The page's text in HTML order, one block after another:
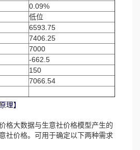
0.09%
低位
6593.75
7406.25
7000
-662.5
150
7066.54
理】
格大数据与生意社价格模型产生的
社价格。可用于确定以下两种需求